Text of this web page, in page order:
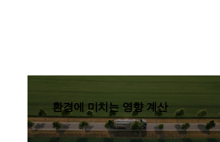
환경에 미치는 영향 계산
트럭이 환경에 미치는 영향을 계산해볼까요?